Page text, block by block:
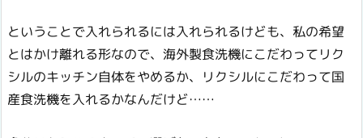
ということで入れられるには入れられるけども、私の希望
とはかけ離れる形なので、海外製食洗機にこだわってリク
シルのキッチン自体をやめるか、リクシルにこだわって国
産食洗機を入れるかなんだけど……